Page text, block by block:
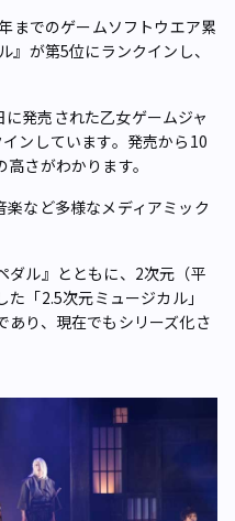
までのゲームソフトウエア累
が第5位にランクインし、
発売された乙女ゲームジャ
ンしています。発売から10
さがわかります。
など多様なメディアミック
ル』とともに、2次元（平
「2.5次元ミュージカル」
あり、現在でもシリーズ化さ